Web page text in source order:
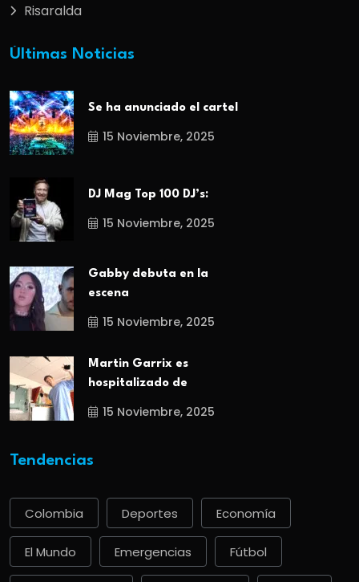
Risaralda
Últimas Noticias
Se ha anunciado el cartel
15 Noviembre, 2025
DJ Mag Top 100 DJ’s:
15 Noviembre, 2025
Gabby debuta en la
escena
15 Noviembre, 2025
Martin Garrix es
hospitalizado de
15 Noviembre, 2025
Tendencias
Colombia Deportes Economía
El Mundo Emergencias Fútbol